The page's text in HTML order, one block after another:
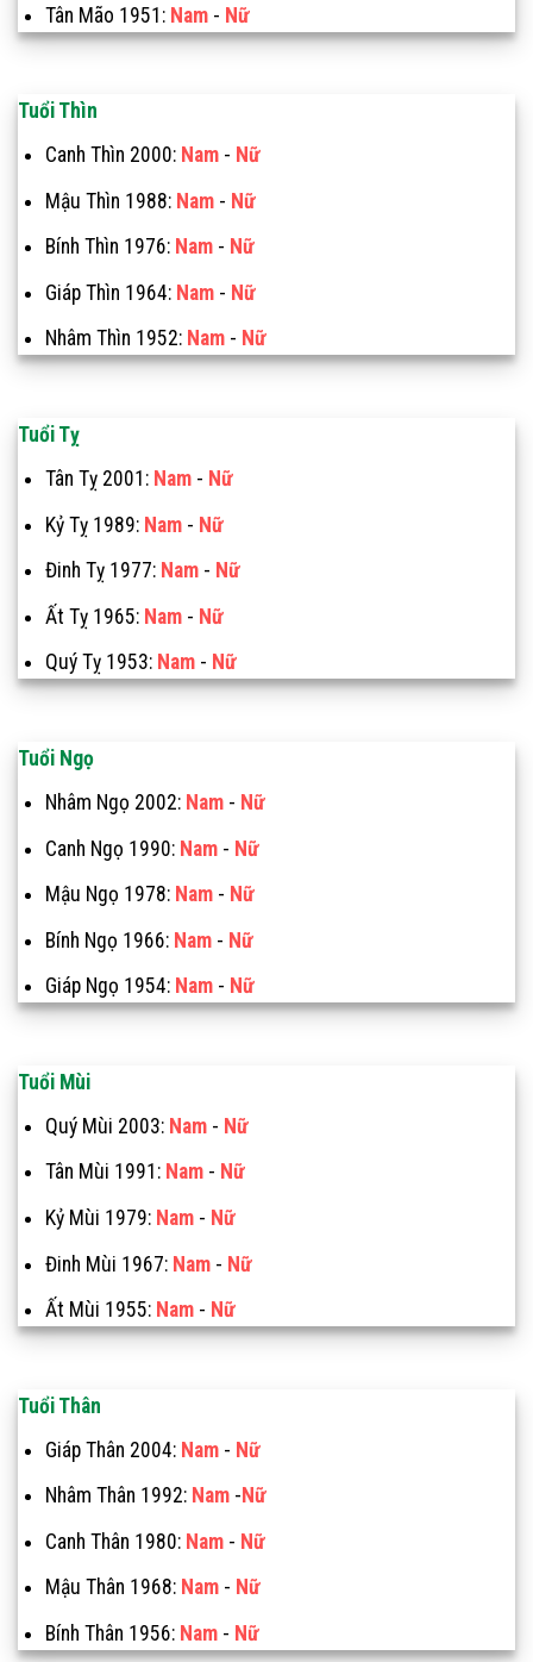
Tân Mão 1951: Nam- Nữ
Tuổi Thìn
Canh Thìn 2000: Nam- Nữ
Mậu Thìn 1988: Nam- Nữ
Bính Thìn 1976: Nam- Nữ
Giáp Thìn 1964: Nam- Nữ
Nhâm Thìn 1952: Nam- Nữ
Tuổi Tỵ
Tân Tỵ 2001: Nam- Nữ
Kỷ Tỵ 1989: Nam- Nữ
Đinh Tỵ 1977: Nam- Nữ
Ất Tỵ 1965: Nam- Nữ
Quý Tỵ 1953: Nam- Nữ
Tuổi Ngọ
Nhâm Ngọ 2002: Nam- Nữ
Canh Ngọ 1990: Nam- Nữ
Mậu Ngọ 1978: Nam- Nữ
Bính Ngọ 1966: Nam- Nữ
Giáp Ngọ 1954: Nam- Nữ
Tuổi Mùi
Quý Mùi 2003: Nam- Nữ
Tân Mùi 1991: Nam- Nữ
Kỷ Mùi 1979: Nam- Nữ
Đinh Mùi 1967: Nam- Nữ
Ất Mùi 1955: Nam- Nữ
Tuổi Thân
Giáp Thân 2004: Nam- Nữ
Nhâm Thân 1992: Nam- Nữ
Canh Thân 1980: Nam- Nữ
Mậu Thân 1968: Nam- Nữ
Bính Thân 1956: Nam- Nữ